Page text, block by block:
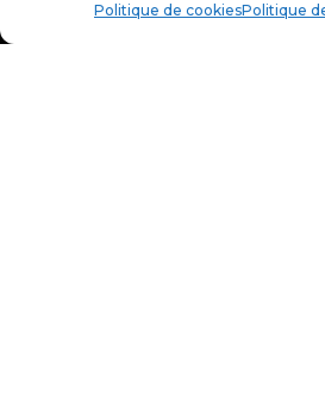
Politique de cookiesPolitique